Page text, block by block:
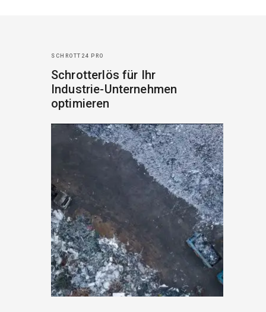
SCHROTT24 PRO
Schrotterlös für Ihr
Industrie-Unternehmen
optimieren